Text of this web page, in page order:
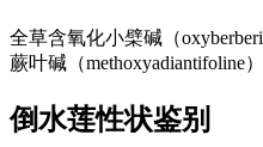
全草含氧化小檗碱（
蕨叶碱（methoxyadiantifoline）
倒水莲性状鉴别